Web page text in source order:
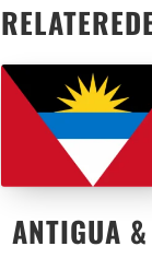
ANTIGUA &